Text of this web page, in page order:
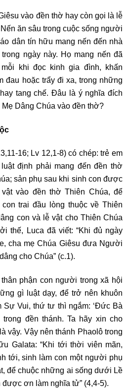
vào đền thờ hay còn gọi là lễ
ăn sâu trong cuộc sống người
dân tín hữu mang nến đến nhà
ngày này. Họ mang nến đã
khi đọc kinh gia đình, khấn
đau hoặc trẩy đi xa, trong những
tang chế. Đâu là ý nghĩa đích
Dâng Chúa vào đền thờ?
16; Lv 12,1-8) có chép: trẻ em
định phải mang đến đền thờ
sản phụ sau khi sinh con được
vào đền thờ Thiên Chúa, để
trai đầu lòng thuộc về Thiên
con và lễ vật cho Thiên Chúa
thế, Luca đã viết: “Khi đủ ngày
cha mẹ Chúa Giêsu đưa Người
cho Chúa” (c.1).
phận con người trong xã hội
gì luật dạy, để trở nên khuôn
Sự Vui, thứ tư thì ngắm: ‘Đức Bà
đền thánh. Ta hãy xin cho
vậy. Vậy nên thánh Phaolô trong
Galata: “Khi tới thời viên mãn,
tới, sinh làm con một người phụ
để chuộc những ai sống dưới Lề
ơn làm nghĩa tử” (4,4-5).